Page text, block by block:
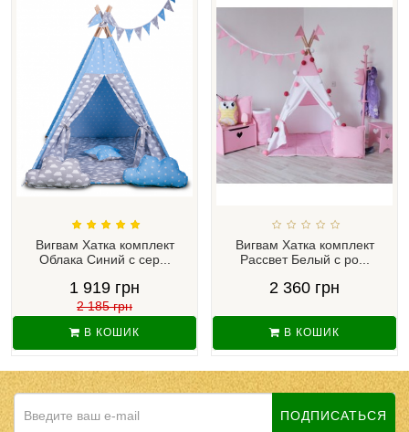
Вигвам Хатка комплект
Облака Синий с сер...
1 919 грн
2 185 грн
В КОШИК
Вигвам Хатка комплект
Рассвет Белый с ро...
2 360 грн
В КОШИК
ПОДПИСАТЬСЯ